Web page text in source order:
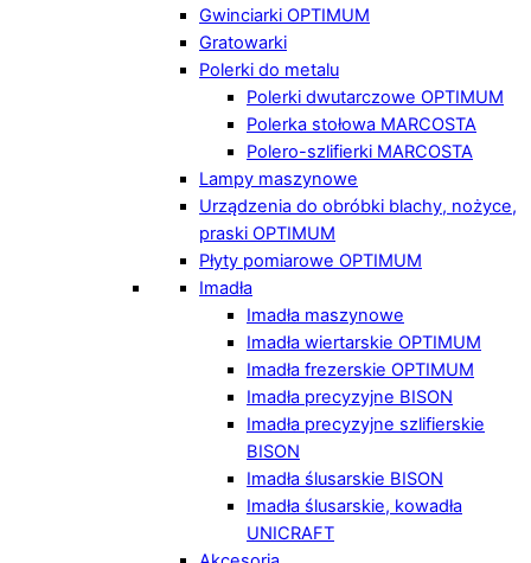
Gwinciarki OPTIMUM
Gratowarki
Polerki do metalu
Polerki dwutarczowe OPTIMUM
Polerka stołowa MARCOSTA
Polero-szlifierki MARCOSTA
Lampy maszynowe
Urządzenia do obróbki blachy, nożyce,
praski OPTIMUM
Płyty pomiarowe OPTIMUM
Imadła
Imadła maszynowe
Imadła wiertarskie OPTIMUM
Imadła frezerskie OPTIMUM
Imadła precyzyjne BISON
Imadła precyzyjne szlifierskie
BISON
Imadła ślusarskie BISON
Imadła ślusarskie, kowadła
UNICRAFT